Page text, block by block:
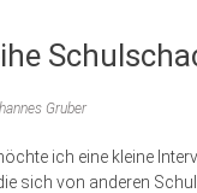
Gruber
ich eine kleine
sich von anderen